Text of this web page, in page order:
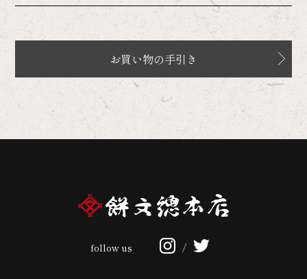
お買い物の手引き
follow us /